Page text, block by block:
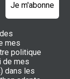
Je m'abonne
mes
politique
de mes
dans les